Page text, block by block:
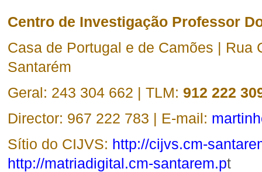
Centro de Investigação Professor
Casa de Portugal e de Camões | Rua
Santarém
Geral: 243 304 662 | TLM: 912 222
Director: 967 222 783 | E-mail:
Sítio do CIJVS: http://cijvs.cm-
http://matriadigital.cm-santarem.pt